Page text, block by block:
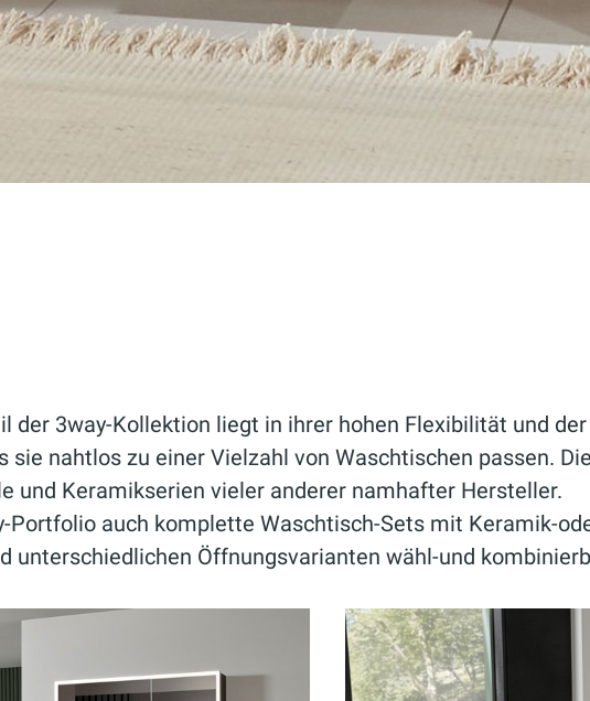
der 3way-Kollektion liegt in ihrer hohen Flexibilität und
sie nahtlos zu einer Vielzahl von Waschtischen passen.
und Keramikserien vieler anderer namhafter Hersteller.
Portfolio auch komplette Waschtisch-Sets mit Keramik-
unterschiedlichen Öffnungsvarianten wähl-und